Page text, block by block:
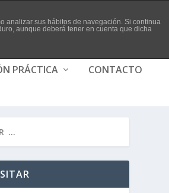
PRÁCTICA CONTACTO
analizar sus hábitos de navegación. Si continua
aunque deberá tener en cuenta que dicha